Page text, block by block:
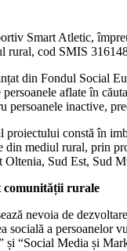
Smart Atletic,
rural, cod SMIS
din Fondul Social
persoanele aflate în
persoanele inactive,
proiectului constă în
din mediul rural, prin
Oltenia, Sud Est, Sud
comunității rurale
nevoia de
socială a persoanelor
și “Social Media și